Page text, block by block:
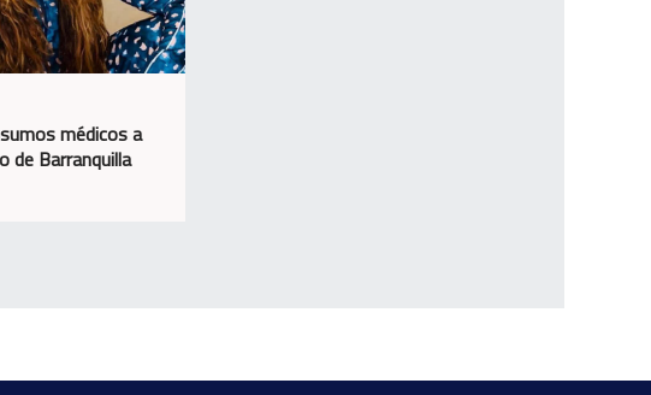
médicos a
de Barranquilla